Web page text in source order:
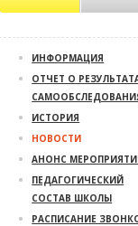
ИНФОРМАЦИЯ
ОТЧЕТ О
ИСТОРИЯ
НОВОСТИ
АНОНС
ПЕДАГОГИЧЕСКИЙ
СОСТАВ ШКОЛЫ
РАСПИСАНИЕ